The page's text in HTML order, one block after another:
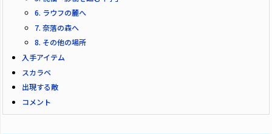
6. ラウフの麓へ
7. 奈落の森へ
8. その他の場所
入手アイテム
スカラベ
出現する敵
コメント